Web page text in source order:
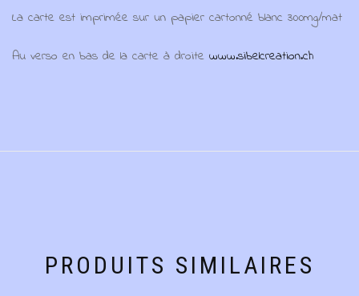
La carte est imprimée sur un papier cartonné blanc 300mg/mat
Au verso en bas de la carte à droite www.sibelcreation.ch
PRODUITS SIMILAIRES